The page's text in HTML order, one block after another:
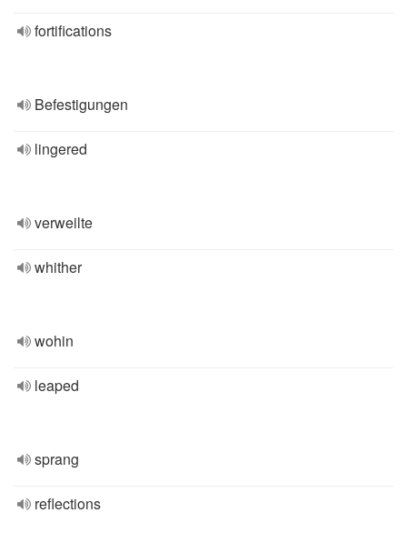
fortifications
Befestigungen
lingered
verweilte
whither
wohin
leaped
sprang
reflections